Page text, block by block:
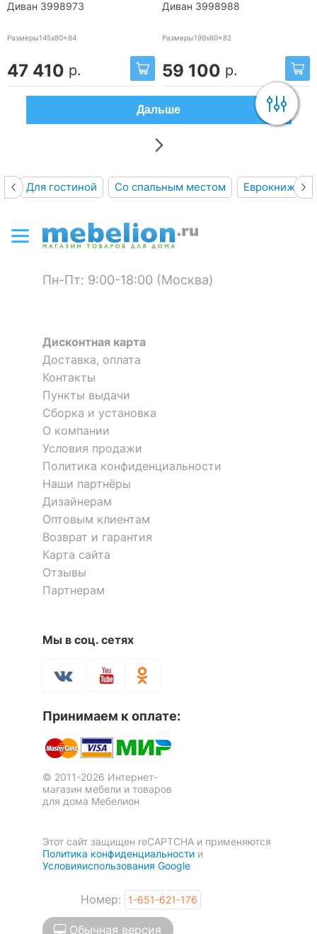
Диван 3998973
Размеры145x80x84
47 410 р.
Диван 3998988
Размеры199x80x82
59 100 р.
Дальше
Для гостиной Со спальным местом Еврокнижка
Пн-Пт: 9:00-18:00 (Москва)
Дисконтная карта
Доставка, оплата
Контакты
Пункты выдачи
Сборка и установка
О компании
Условия продажи
Политика конфиденциальности
Наши партнёры
Дизайнерам
Оптовым клиентам
Возврат и гарантия
Карта сайта
Отзывы
Партнерам
Мы в соц. сетях
Принимаем к оплате:
© 2011-2026 Интернет-
магазин мебели и товаров
для дома Мебелион
Этот сайт защищен reCAPTCHA и применяются
Политика конфиденциальности и
Условияиспользования Google
Номер: 1-651-621-176
Обычная версия